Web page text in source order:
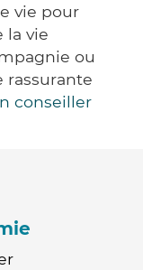
vie pour
la vie
ou
rassurante
conseiller